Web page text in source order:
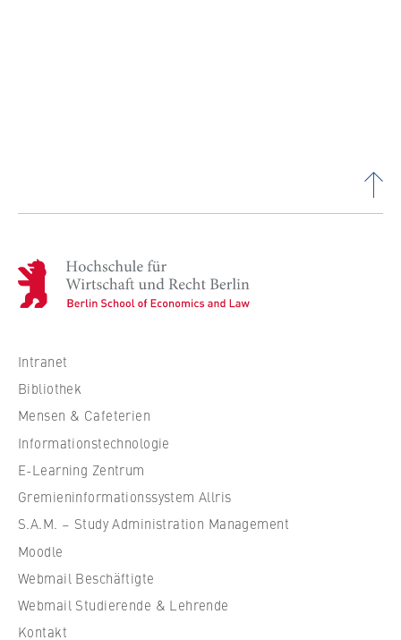
H
o
c
s
c
u
l
e
f
i
r
t
Intranet
Bibliothek
Mensen & Cafeterien
Informationstechnologie
E-Learning Zentrum
Gremieninformationssystem Allris
S.A.M. – Study Administration Management
Moodle
Webmail Beschäftigte
Webmail Studierende & Lehrende
Kontakt